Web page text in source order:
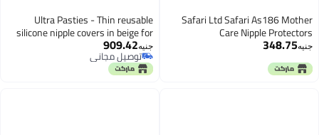
Safari Ltd Safari
Care Nipple
Ultra Pasties - Thin reusable
silicone nipple covers in beige for
women, non-adhesive design
provides comfort, two pack ideal
for brides, dancers, and everyday
909.42
توصيل مجاني
توصيل مجاني